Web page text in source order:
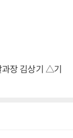
장 김상기 △기